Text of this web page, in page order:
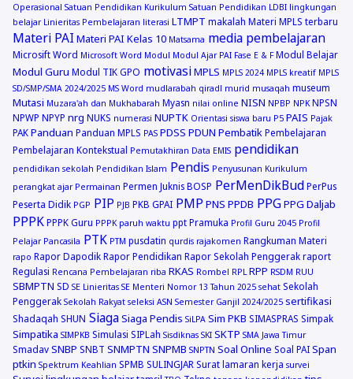
Operasional Satuan Pendidikan Kurikulum Satuan Pendidikan LDBI lingkungan
belajar Linieritas Pembelajaran literasi LTMPT makalah Materi MPLS terbaru
Materi PAI Materi PAI Kelas 10 Matsama media pembelajaran
Microsift Word Microsoft Word Modul Modul Ajar PAI Fase E & F Modul Belajar
Modul Guru Modul TIK GPO motivasiMPLS MPLS 2024 MPLS kreatif MPLS
SD/SMP/SMA 2024/2025 MS Word mudlarabah qiradl murid musaqah museum
Mutasi Muzara'ah dan Mukhabarah Myasn nilai online NISN NPBP NPK NPSN
NPWP NPYP nrg NUKS numerasi NUPTK Orientasi siswa baru P5 PAIS Pajak
PAK Panduan Panduan MPLS PAS PDSS PDUN Pembatik Pembelajaran
Pembelajaran Kontekstual Pemutakhiran Data EMIS pendidikan
pendidikan sekolah Pendidikan Islam Pendis Penyusunan Kurikulum
perangkat ajar Permainan Permen Juknis BOSP PerMenDikBud PerPus
Peserta Didik PGP PIP PJB PKB GPAI PMP PNS PPDB PPGPPG Daljab
PPPK PPPK Guru PPPK paruh waktu ppt Pramuka Profil Guru 2045 Profil
Pelajar Pancasila PTK PTM pusdatin qurdis rajakomen Rangkuman Materi
rapo Rapor Dapodik Rapor Pendidikan Rapor Sekolah Penggerak raport
Regulasi Rencana Pembelajaran riba RKAS Rombel RPL RPP RSDM RUU
SBMPTN SD SE Linieritas SE Menteri Nomor 13 Tahun 2025 sehat Sekolah
Penggerak Sekolah Rakyat seleksi ASN Semester Ganjil 2024/2025 sertifikasi
Shadaqah SHUN SiagaSiaga Pendis SiLPA Sim PKB SIMASPRAS Simpak
Simpatika SIMPKB Simulasi SIPLah Sisdiknas SKI SKTP SMA Jawa Timur
Smadav SNBP SNBT SNMPTN SNPMB SNPTN Soal Online Soal PAI Span
ptkin Spektrum Keahlian SPMB SULINGJAR Surat lamaran kerja survei